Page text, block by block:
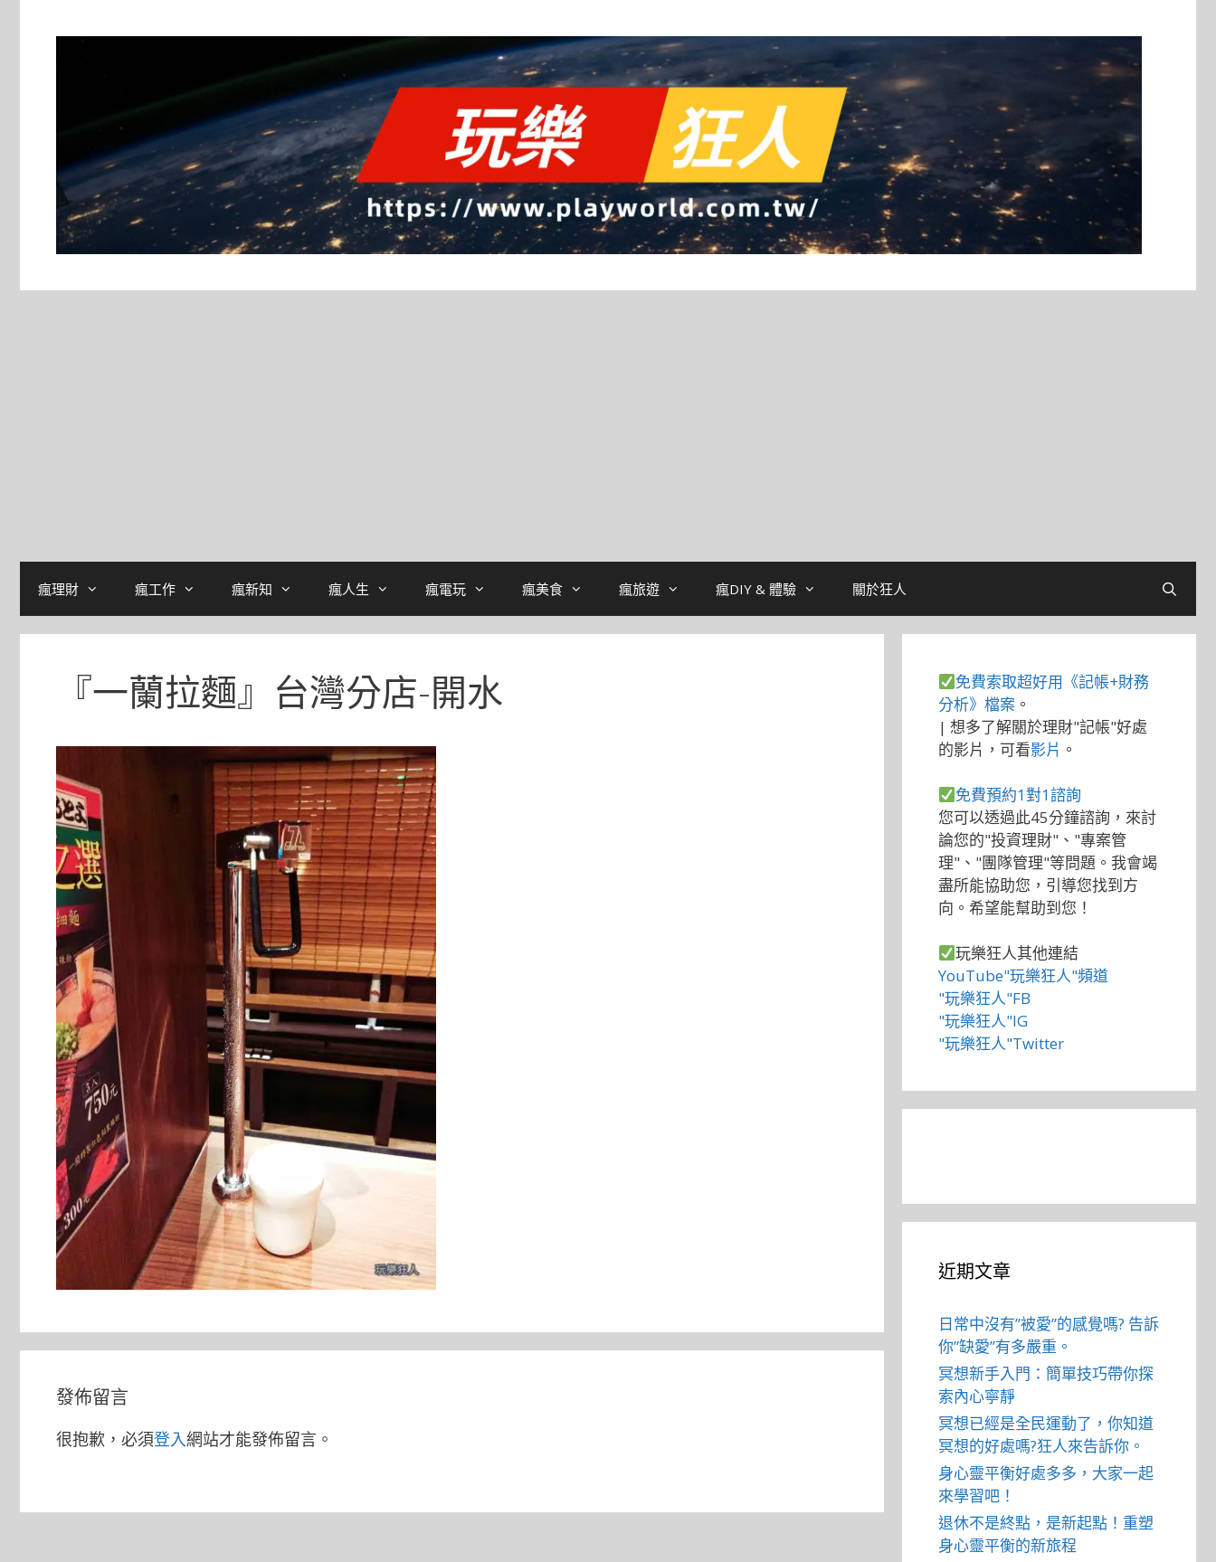
瘋理財 瘋工作 瘋新知 瘋人生 瘋電玩 瘋美食 瘋旅遊 瘋DIY & 體驗 關於狂人
『一蘭拉麵』台灣分店-開水
發佈留言
很抱歉，必須登入網站才能發佈留言。
免費索取超好用《記帳+財務
分析》檔案 。
| 想多了解關於理財"記帳"好處
的影片，可看影片 。
免費預約1對1諮詢
您可以透過此45分鐘諮詢，來討
論您的"投資理財"、"專案管
理"、"團隊管理"等問題。我會竭
盡所能協助您，引導您找到方
向。希望能幫助到您！
玩樂狂人其他連結
YouTube"玩樂狂人"頻道
"玩樂狂人"FB
"玩樂狂人"IG
"玩樂狂人"Twitter
近期文章
日常中沒有”被愛”的感覺嗎? 告訴
你”缺愛”有多嚴重。
冥想新手入門：簡單技巧帶你探
索內心寧靜
冥想已經是全民運動了，你知道
冥想的好處嗎?狂人來告訴你。
身心靈平衡好處多多，大家一起
來學習吧！
退休不是終點，是新起點！重塑
身心靈平衡的新旅程